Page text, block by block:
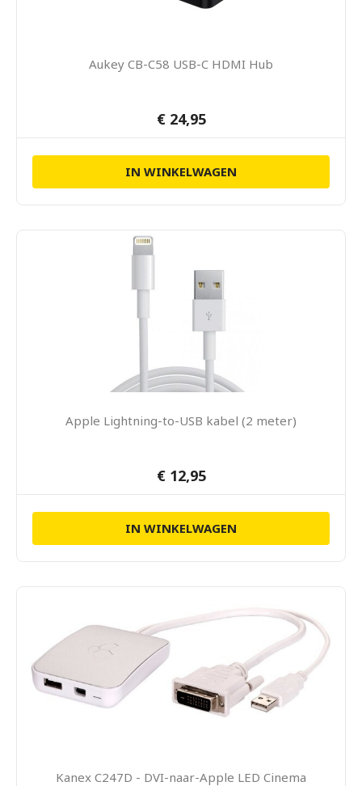
Aukey CB-C58 USB-C HDMI Hub
€ 24,95
IN WINKELWAGEN
Apple Lightning-to-USB kabel (2 meter)
€ 12,95
IN WINKELWAGEN
Kanex C247D - DVI-naar-Apple LED Cinema